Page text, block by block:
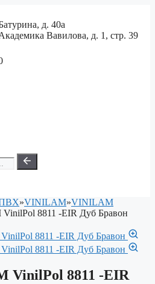
д. 40а
Вавилова, д. 1, стр. 39
»VINILAM»VINILAM
8811 -EIR Дуб Бравон
VinilPol 8811 -EIR